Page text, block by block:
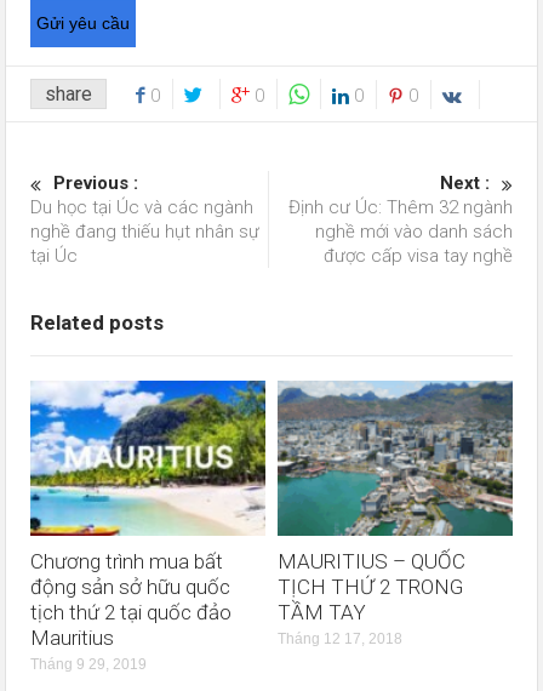
share 0 0 0 0
Previous :
Du học tại Úc và các ngành
nghề đang thiếu hụt nhân sự
tại Úc
Next :
Định cư Úc: Thêm 32 ngành
nghề mới vào danh sách
được cấp visa tay nghề
Related posts
Chương trình mua bất
động sản sở hữu quốc
tịch thứ 2 tại quốc đảo
Mauritius
Tháng 9 29, 2019
MAURITIUS – QUỐC
TỊCH THỨ 2 TRONG
TẦM TAY
Tháng 12 17, 2018